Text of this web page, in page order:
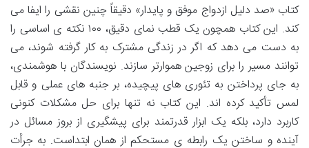
کتاب «صد دلیل ازدواج موفق و پایدار» دقیقاً چنین نقشی را ایفا می
کند. این کتاب همچون یک قطب نمای دقیق، ۱۰۰ نکته ی اساسی را
به دست می دهد که اگر در زندگی مشترک به کار گرفته شوند، می
توانند مسیر را برای زوجین هموارتر سازند. نویسندگان با هوشمندی،
به جای پرداختن به تئوری های پیچیده، بر جنبه های عملی و قابل
لمس تأکید کرده اند. این کتاب نه تنها برای حل مشکلات کنونی
کاربرد دارد، بلکه یک ابزار قدرتمند برای پیشگیری از بروز مسائل در
آینده و ساختن یک رابطه ی مستحکم از همان ابتداست. به جرأت